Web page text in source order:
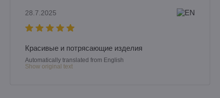
28.7.2025
Красивые и потрясающие изделия
Automatically translated from English
Show original text